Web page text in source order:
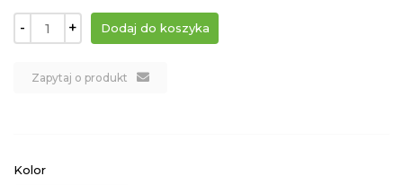
- +
Zapytaj o produkt
Kolor